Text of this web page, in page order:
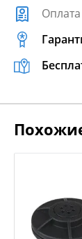
Оплата